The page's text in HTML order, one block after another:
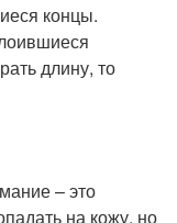
концы.
длину, то
– это
на кожу, но